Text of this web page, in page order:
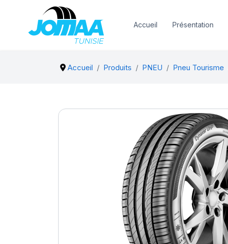
Accueil Présentation
Accueil Produits PNEU Pneu Tourisme